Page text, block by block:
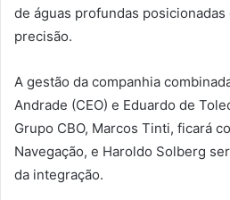
de águas profundas posicionadas
precisão.
A gestão da companhia
Andrade (CEO) e Eduardo de
Grupo CBO, Marcos Tinti, ficará
Navegação, e Haroldo Solberg
da integração.